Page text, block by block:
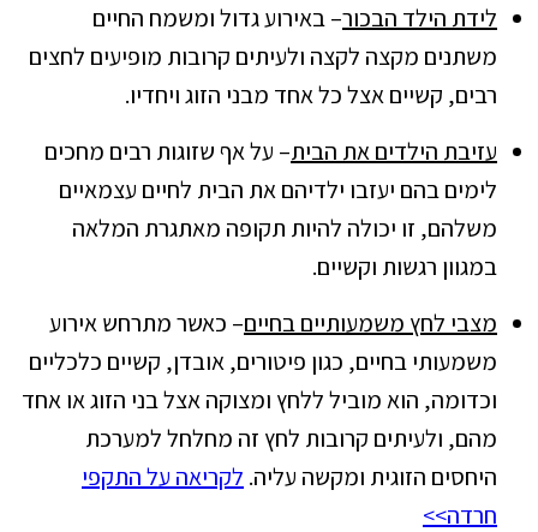
לידת הילד הבכור– באירוע גדול ומשמח החיים
משתנים מקצה לקצה ולעיתים קרובות מופיעים לחצים
רבים, קשיים אצל כל אחד מבני הזוג ויחדיו.
עזיבת הילדים את הבית– על אף שזוגות רבים מחכים
לימים בהם יעזבו ילדיהם את הבית לחיים עצמאיים
משלהם, זו יכולה להיות תקופה מאתגרת המלאה
במגוון רגשות וקשיים.
מצבי לחץ משמעותיים בחיים– כאשר מתרחש אירוע
משמעותי בחיים, כגון פיטורים, אובדן, קשיים כלכליים
וכדומה, הוא מוביל ללחץ ומצוקה אצל בני הזוג או אחד
מהם, ולעיתים קרובות לחץ זה מחלחל למערכת
היחסים הזוגית ומקשה עליה. לקריאה על התקפי
חרדה>>